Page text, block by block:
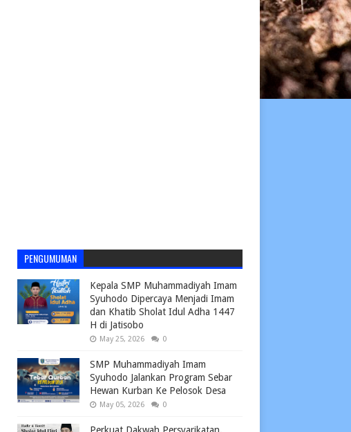
PENGUMUMAN
Kepala SMP Muhammadiyah Imam
Syuhodo Dipercaya Menjadi Imam
dan Khatib Sholat Idul Adha 1447
H di Jatisobo
May 25, 2026 0
SMP Muhammadiyah Imam
Syuhodo Jalankan Program Sebar
Hewan Kurban Ke Pelosok Desa
May 05, 2026 0